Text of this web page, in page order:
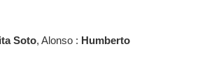
Soto, Alonso : Humberto